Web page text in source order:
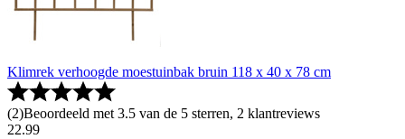
Klimrek verhoogde moestuinbak bruin 118 x 40 x 78 cm
(2)Beoordeeld met 3.5 van de 5 sterren, 2 klantreviews
22.99